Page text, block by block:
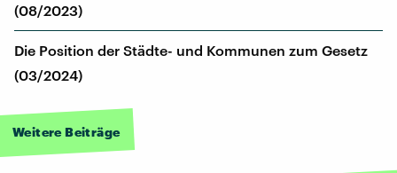
(08/2023)
Die Position der Städte- und Kommunen zum Gesetz
(03/2024)
Weitere Beiträge